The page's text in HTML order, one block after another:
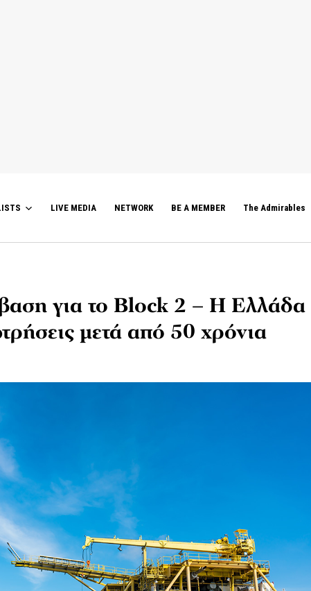
LIVE MEDIA NETWORK BE A MEMBER The Admirables
για το Block 2 – Η Ελλάδα
μετά από 50 χρόνια